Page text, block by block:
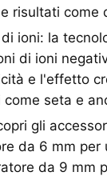
risultati come
ioni: la
di ioni
e l'effetto
come seta e
gli
da 6 mm per
da 9 mm